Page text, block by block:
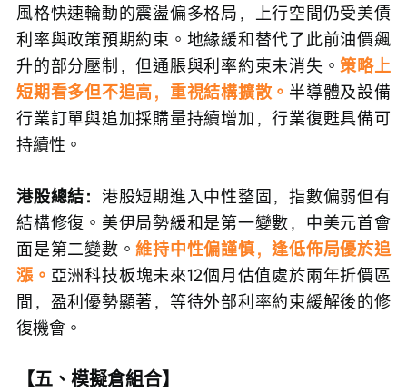
風格快速輪動的震盪偏多格局，上行空間仍受美債
利率與政策預期約束。地緣緩和替代了此前油價飆
升的部分壓制，但通脹與利率約束未消失。策略上
短期看多但不追高，重視結構擴散。 半導體及設備
行業訂單與追加採購量持續增加，行業復甦具備可
持續性。
港股總結： 港股短期進入中性整固，指數偏弱但有
結構修復。美伊局勢緩和是第一變數，中美元首會
面是第二變數。維持中性偏謹慎，逢低佈局優於追
漲。 亞洲科技板塊未來12個月估值處於兩年折價區
間，盈利優勢顯著，等待外部利率約束緩解後的修
復機會。
【五、模擬倉組合】